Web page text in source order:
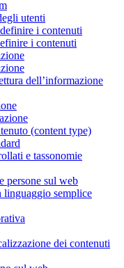
utenti
i contenuti
i contenuti
dell’informazione
(content type)
e tassonomie
persone sul web
linguaggio semplice
dei contenuti